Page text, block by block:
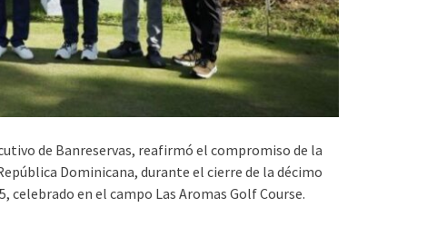
de Banreservas, reafirmó el compromiso de la
Dominicana, durante el cierre de la décimo
celebrado en el campo Las Aromas Golf Course.